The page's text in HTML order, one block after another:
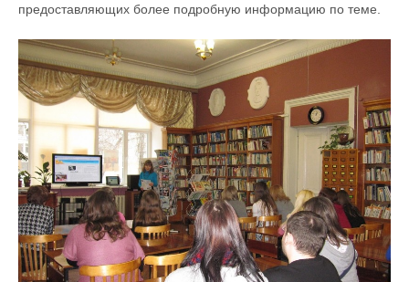
предоставляющих более подробную информацию по теме.